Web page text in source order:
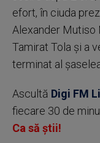
efort, în ciuda
Alexander Mutiso
Tamirat Tola şi a
terminat al
Ascultă Digi FM
fiecare 30 de
Ca să știi!